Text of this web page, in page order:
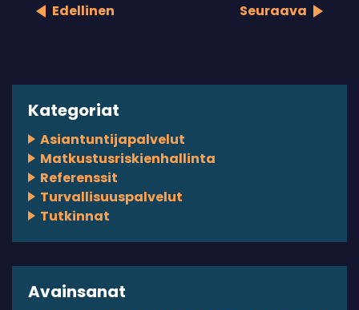
Edellinen Seuraava
Kategoriat
Asiantuntijapalvelut
Matkustusriskienhallinta
Referenssit
Turvallisuuspalvelut
Tutkinnat
Avainsanat